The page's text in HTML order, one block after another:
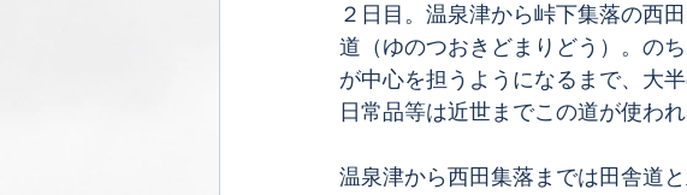
２日目。温泉津から峠下集落の西
道（ゆのつおきどまりどう）。の
が中心を担うようになるまで、大
日常品等は近世までこの道が使われ
温泉津から西田集落までは田舎道